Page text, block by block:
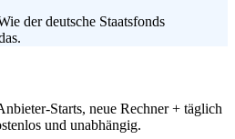
der deutsche Staatsfonds
Starts, neue Rechner + täglich
und unabhängig.